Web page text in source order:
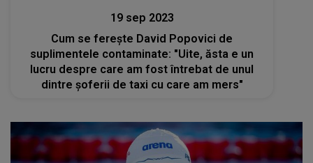
19 sep 2023
Cum se ferește David Popovici de
suplimentele contaminate: "Uite, ăsta e un
lucru despre care am fost întrebat de unul
dintre șoferii de taxi cu care am mers"